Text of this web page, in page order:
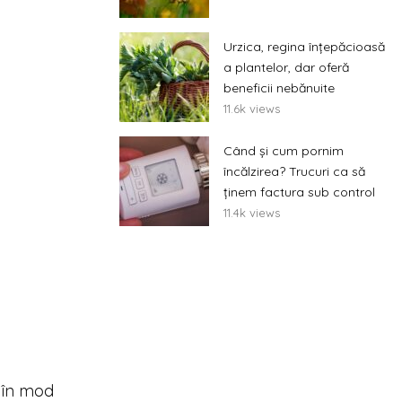
mod
Urzica, regina înțepăcioasă
a plantelor, dar oferă
beneficii nebănuite
11.6k views
Când și cum pornim
încălzirea? Trucuri ca să
ținem factura sub control
11.4k views